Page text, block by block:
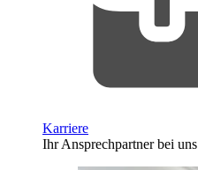
Karriere
Ihr Ansprechpartner bei uns